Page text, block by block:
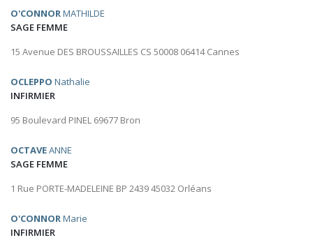
O'CONNORMATHILDE
SAGE FEMME
15 Avenue DES BROUSSAILLES CS 50008 06414 Cannes
OCLEPPO Nathalie
INFIRMIER
95 Boulevard PINEL 69677 Bron
OCTAVEANNE
SAGE FEMME
1 Rue PORTE-MADELEINE BP 2439 45032 Orléans
O'CONNORMarie
INFIRMIER